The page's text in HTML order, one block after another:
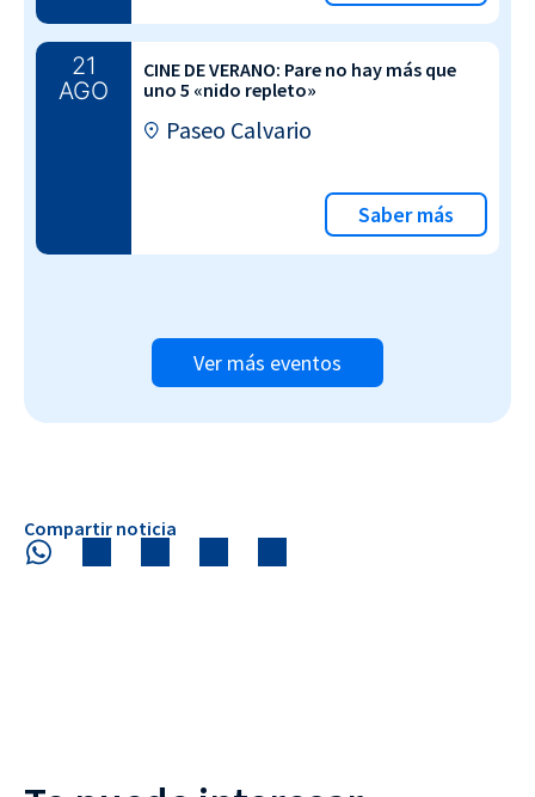
21
AGO
CINE DE VERANO: Pare no hay más que
uno 5 «nido repleto»
Paseo Calvario
Saber más
Ver más eventos
Compartir noticia